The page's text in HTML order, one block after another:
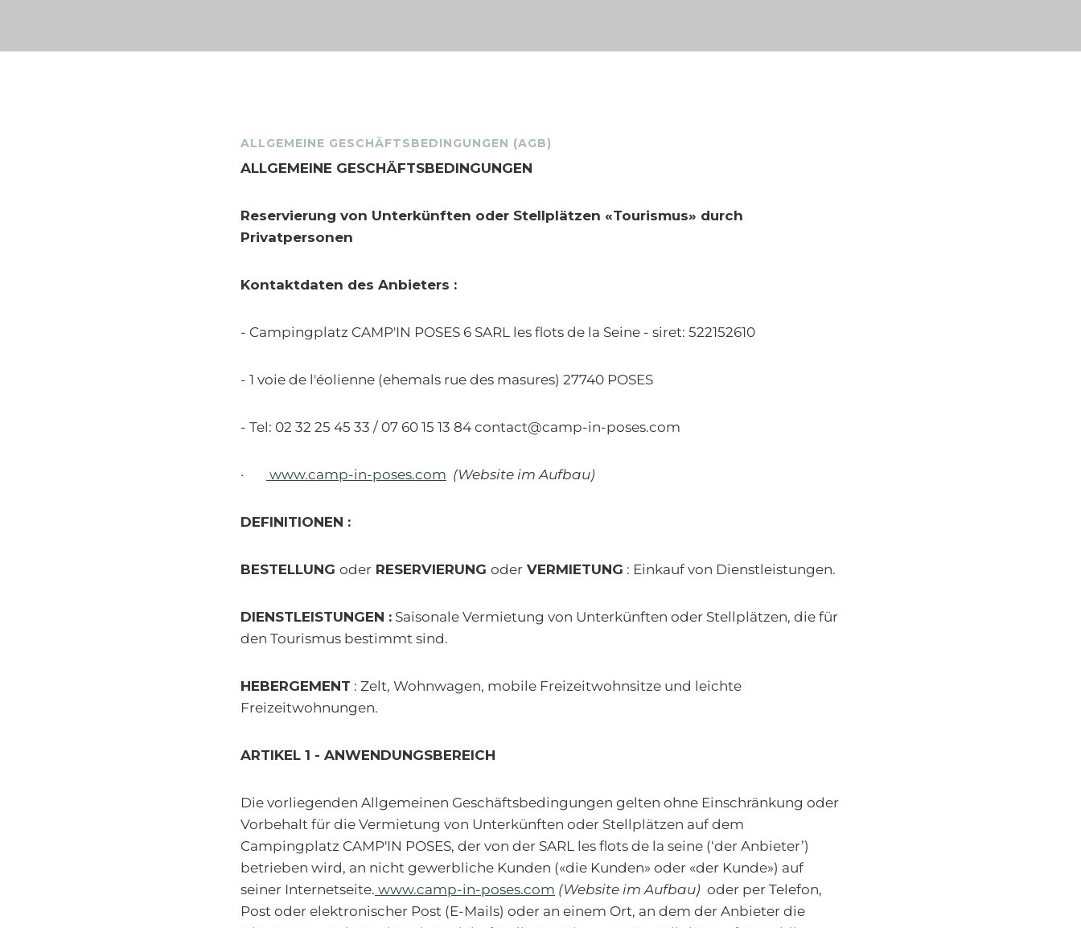
ALLGEMEINE GESCHÄFTSBEDINGUNGEN (AGB)
ALLGEMEINE GESCHÄFTSBEDINGUNGEN
Reservierung von Unterkünften oder Stellplätzen «Tourismus» durch
Privatpersonen
Kontaktdaten des Anbieters :
- Campingplatz CAMP'IN POSES 6 SARL les flots de la Seine - siret: 522152610
- 1 voie de l'éolienne (ehemals rue des masures) 27740 POSES
- Tel: 02 32 25 45 33 / 07 60 15 13 84 contact@camp-in-poses.com
· www.camp-in-poses.com (Website im Aufbau)
DEFINITIONEN :
BESTELLUNG oder RESERVIERUNG oder VERMIETUNG : Einkauf von Dienstleistungen.
DIENSTLEISTUNGEN : Saisonale Vermietung von Unterkünften oder Stellplätzen, die für
den Tourismus bestimmt sind.
HEBERGEMENT : Zelt, Wohnwagen, mobile Freizeitwohnsitze und leichte
Freizeitwohnungen.
ARTIKEL 1 - ANWENDUNGSBEREICH
Die vorliegenden Allgemeinen Geschäftsbedingungen gelten ohne Einschränkung oder
Vorbehalt für die Vermietung von Unterkünften oder Stellplätzen auf dem
Campingplatz CAMP'IN POSES, der von der SARL les flots de la seine (‘der Anbieter’)
betrieben wird, an nicht gewerbliche Kunden («die Kunden» oder «der Kunde») auf
seiner Internetseite. www.camp-in-poses.com (Website im Aufbau) oder per Telefon,
Post oder elektronischer Post (E-Mails) oder an einem Ort, an dem der Anbieter die